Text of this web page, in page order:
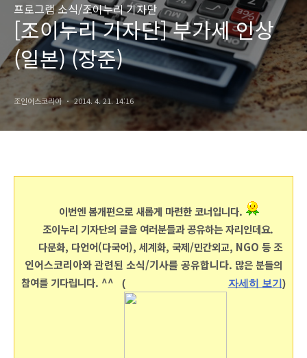
프로그램 소식/조이누리 기자단
[조이누리 기자단] 부가세 인상
(일본) (장준)
조인어스코리아 2014. 4. 21. 14:16
이번엔 봄개편으로 새롭게 마련한 코너입니다.
조이누리 기자단의 글을 여러분들과 공유하는 자리인데요.
다문화, 다언어(다국어), 세계화, 국제/민간외교, NGO 등조
인어스코리아와 관련된 소식/기사를 공유합니다. 많은 분들의
참여를 기다립니다. ^^
( 자세히 보기 )